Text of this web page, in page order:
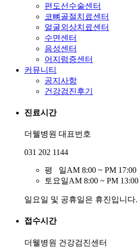
편도선수술센터
코뼈골절치료센터
얼굴외상치료센터
수면센터
음성센터
어지럼증센터
커뮤니티
공지사항
건강검진후기
진료시간
더웰병원 대표번호
031 202 1144
평 일AM 8:00 ~ PM 17:00
토요일AM 8:00 ~ PM 13:00
일요일 및 공휴일은 휴진입니다.
접수시간
더웰병원 건강검진센터